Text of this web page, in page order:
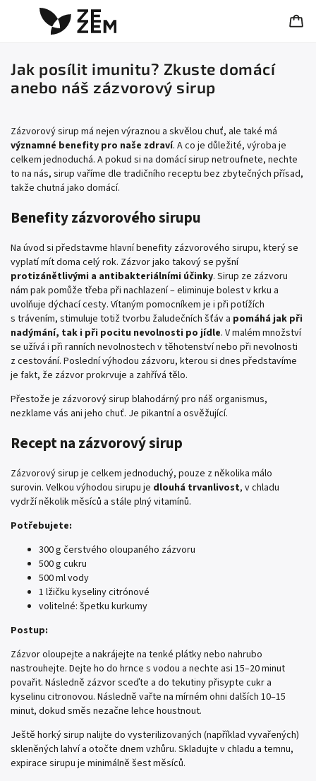
Jak posílit imunitu? Zkuste domácí
anebo náš zázvorový sirup
Zázvorový sirup má nejen výraznou a skvělou chuť, ale také má
významné benefity pro naše zdraví. A co je důležité, výroba je
celkem jednoduchá. A pokud si na domácí sirup netroufnete, nechte
to na nás, sirup vaříme dle tradičního receptu bez zbytečných přísad,
takže chutná jako domácí.
Benefity zázvorového sirupu
Na úvod si představme hlavní benefity zázvorového sirupu, který se
vyplatí mít doma celý rok. Zázvor jako takový se pyšní
protizánětlivými a antibakteriálními účinky. Sirup ze zázvoru
nám pak pomůže třeba při nachlazení – eliminuje bolest v krku a
uvolňuje dýchací cesty. Vítaným pomocníkem je i při potížích
s trávením, stimuluje totiž tvorbu žaludečních šťáv a pomáhá jak při
nadýmání, tak i při pocitu nevolnosti po jídle. V malém množství
se užívá i při ranních nevolnostech v těhotenství nebo při nevolnosti
z cestování. Poslední výhodou zázvoru, kterou si dnes představíme
je fakt, že zázvor prokrvuje a zahřívá tělo.
Přestože je zázvorový sirup blahodárný pro náš organismus,
nezklame vás ani jeho chuť. Je pikantní a osvěžující.
Recept na zázvorový sirup
Zázvorový sirup je celkem jednoduchý, pouze z několika málo
surovin. Velkou výhodou sirupu je dlouhá trvanlivost, v chladu
vydrží několik měsíců a stále plný vitamínů.
Potřebujete:
300 g čerstvého oloupaného zázvoru
500 g cukru
500 ml vody
1 lžičku kyseliny citrónové
volitelné: špetku kurkumy
Postup:
Zázvor oloupejte a nakrájejte na tenké plátky nebo nahrubo
nastrouhejte. Dejte ho do hrnce s vodou a nechte asi 15–20 minut
povařit. Následně zázvor sceďte a do tekutiny přisypte cukr a
kyselinu citronovou. Následně vařte na mírném ohni dalších 10–15
minut, dokud směs nezačne lehce houstnout.
Ještě horký sirup nalijte do vysterilizovaných (například vyvařených)
skleněných lahví a otočte dnem vzhůru. Skladujte v chladu a temnu,
expirace sirupu je minimálně šest měsíců.